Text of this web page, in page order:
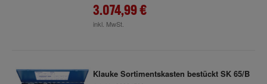
3.074,99 €
inkl. MwSt.
Klauke Sortimentskasten bestückt SK 65/B